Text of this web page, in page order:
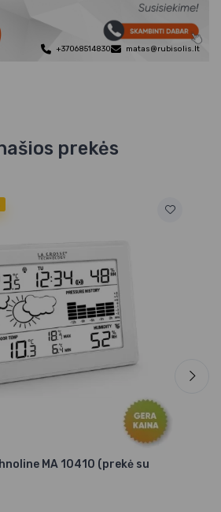
+37068514830 matas@rubisolis.lt
prekės
MA 10410 (prekė su